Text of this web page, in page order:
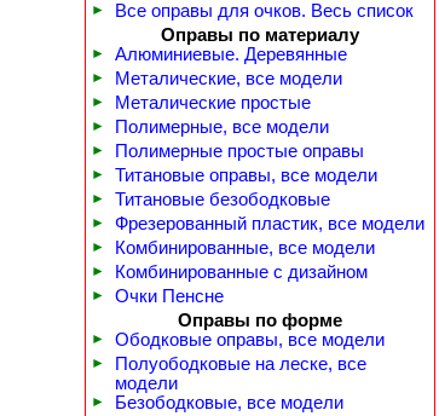
►
Все оправы для очков. Весь список
Оправы по материалу
► Алюминиевые. Деревянные
► Металические, все модели
► Металические простые
► Полимерные, все модели
► Полимерные простые оправы
► Титановые оправы, все модели
► Титановые безободковые
► Фрезерованный пластик, все модели
► Комбинированные, все модели
► Комбинированные с дизайном
►
Очки Пенсне
Оправы по форме
► Ободковые оправы, все модели
►
Полуободковые на леске, все
модели
► Безободковые, все модели